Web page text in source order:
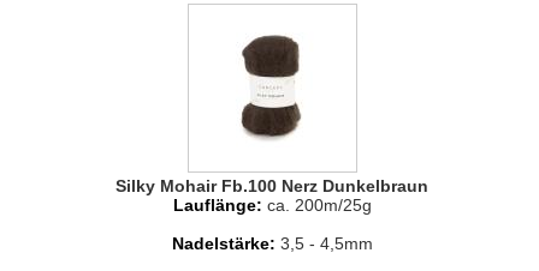
Silky Mohair Fb.100 Nerz Dunkelbraun
Lauflänge: ca. 200m/25g
Nadelstärke: 3,5 - 4,5mm